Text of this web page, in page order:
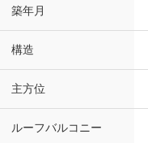
築年月
構造
主方位
ルーフバルコニー